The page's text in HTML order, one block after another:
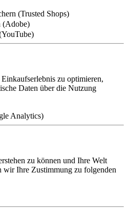
(Trusted Shops)
(Adobe)
zu optimieren,
Daten über die Nutzung
Analytics)
zu können und Ihre Welt
wir Ihre Zustimmung zu folgenden